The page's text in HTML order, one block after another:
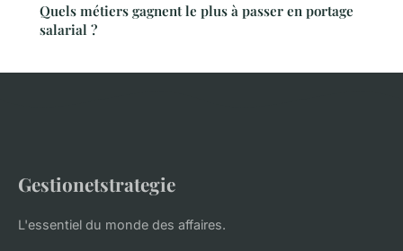
Quels métiers gagnent le plus à passer en portage
salarial ?
Gestionetstrategie
L'essentiel du monde des affaires.